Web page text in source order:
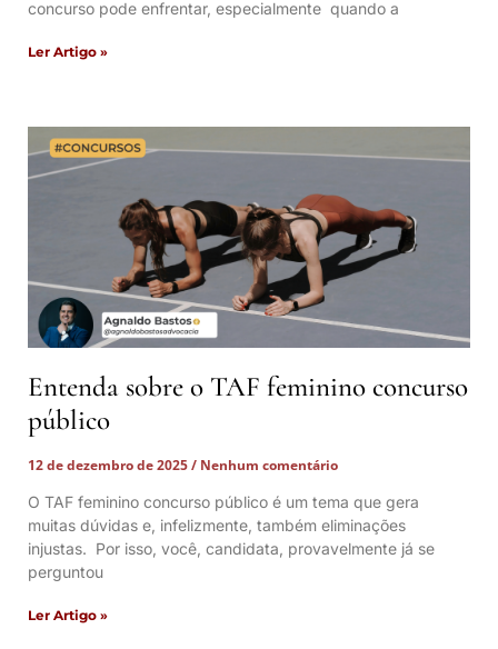
concurso pode enfrentar, especialmente quando a
Ler Artigo »
Entenda sobre o TAF feminino concurso
público
12 de dezembro de 2025
Nenhum comentário
O TAF feminino concurso público é um tema que gera
muitas dúvidas e, infelizmente, também eliminações
injustas. Por isso, você, candidata, provavelmente já se
perguntou
Ler Artigo »